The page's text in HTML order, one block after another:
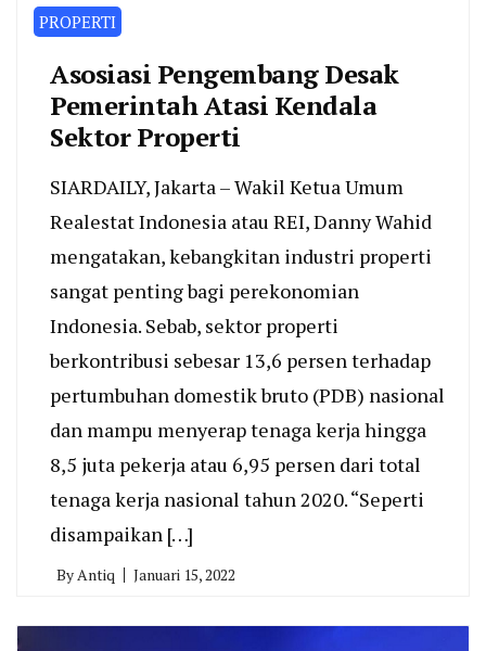
PROPERTI
Asosiasi Pengembang Desak
Pemerintah Atasi Kendala
Sektor Properti
SIARDAILY, Jakarta – Wakil Ketua Umum
Realestat Indonesia atau REI, Danny Wahid
mengatakan, kebangkitan industri properti
sangat penting bagi perekonomian
Indonesia. Sebab, sektor properti
berkontribusi sebesar 13,6 persen terhadap
pertumbuhan domestik bruto (PDB) nasional
dan mampu menyerap tenaga kerja hingga
8,5 juta pekerja atau 6,95 persen dari total
tenaga kerja nasional tahun 2020. “Seperti
disampaikan […]
ByAntiq Januari 15, 2022